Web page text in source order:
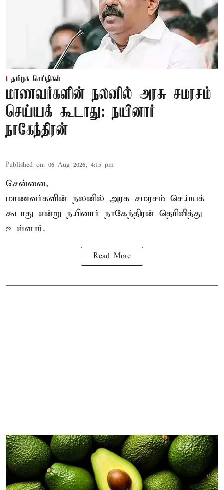
தமிழக செய்திகள்
மாணவர்களின் நலனில் அரசு சமரசம்
செய்யக் கூடாது: நயினார்
நாகேந்திரன்
Published on: 06 Aug 2026, 4:15 pm
சென்னை,
மாணவர்களின் நலனில் அரசு சமரசம் செய்யக்
கூடாது என்று நயினார் நாகேந்திரன் தெரிவித்து
உள்ளார்.
Read More